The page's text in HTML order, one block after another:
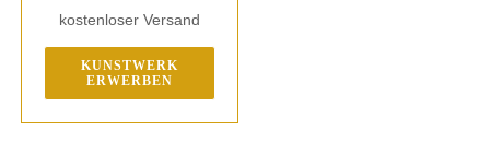
kostenloser Versand
KUNSTWERK
ERWERBEN